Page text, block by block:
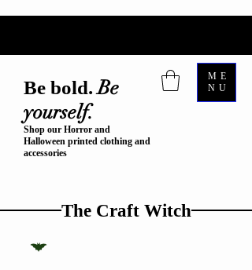
Be bold.Be
yourself.
Shop our Horror and
Halloween printed clothing and
accessories
The Craft Witch
ME
NU